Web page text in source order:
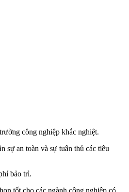
công nghiệp khắc nghiệt.
sự an toàn và sự tuân thủ các tiêu
bảo trì.
tốt cho các ngành công nghiệp có